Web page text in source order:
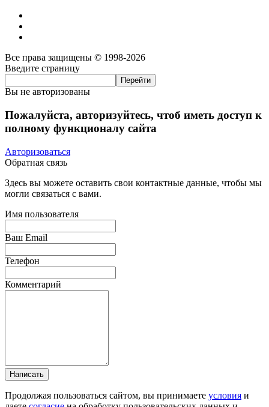
Все права защищены © 1998-2026
Введите страницу
Вы не авторизованы
Пожалуйста, авторизуйтесь, чтоб иметь доступ к
полному функционалу сайта
Авторизоваться
Обратная связь
Здесь вы можете оставить свои контактные данные, чтобы мы
могли связаться с вами.
Имя пользователя
Ваш Email
Телефон
Комментарий
Написать
Продолжая пользоваться сайтом, вы принимаете условия и